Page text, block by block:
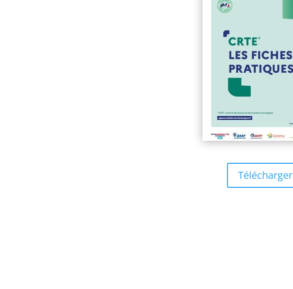
Télécharger